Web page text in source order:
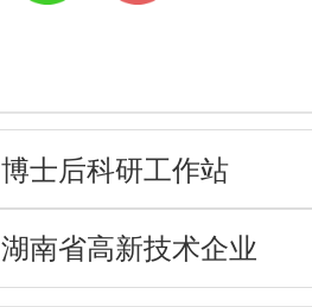
博士后科研工作站
湖南省高新技术企业